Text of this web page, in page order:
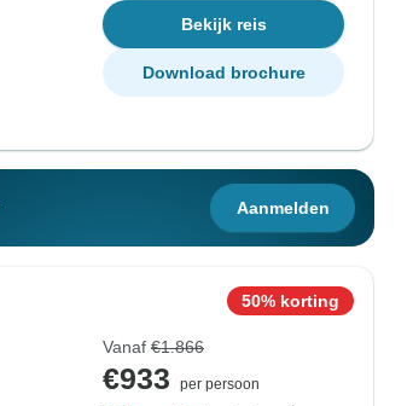
Bekijk reis
Download brochure
Aanmelden
50% korting
Vanaf €1.866
€933
per persoon